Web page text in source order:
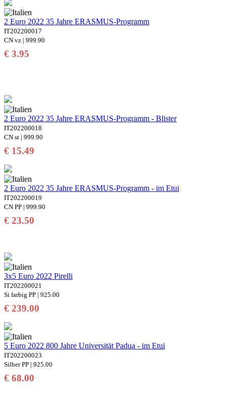
2 Euro 2022 35 Jahre ERASMUS-Programm
IT202200017
CN vz | 999.90
€ 3.95
2 Euro 2022 35 Jahre ERASMUS-Programm - Blister
IT202200018
CN st | 999.90
€ 15.49
2 Euro 2022 35 Jahre ERASMUS-Programm - im Etui
IT202200019
CN PP | 999.90
€ 23.50
3x5 Euro 2022 Pirelli
IT202200021
Si farbig PP | 925.00
€ 239.00
5 Euro 2022 800 Jahre Universität Padua - im Etui
IT202200023
Silber PP | 925.00
€ 68.00